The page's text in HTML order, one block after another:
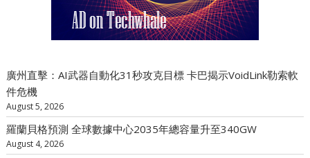
廣州直擊：AI武器自動化31秒攻克目標 卡巴揭示VoidLink勒索軟
件危機
August 5, 2026
羅蘭貝格預測 全球數據中心2035年總容量升至340GW
August 4, 2026